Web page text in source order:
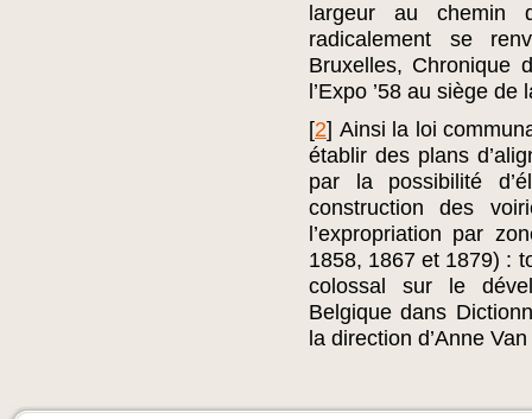
largeur au chemin
radicalement se
Bruxelles, Chronique
l’Expo ’58 au siège
[2] Ainsi la loi
établir des plans
par la possibilité
construction des
l’expropriation par
1858, 1867 et 1879) :
colossal sur le
Belgique dans
la direction d’Anne